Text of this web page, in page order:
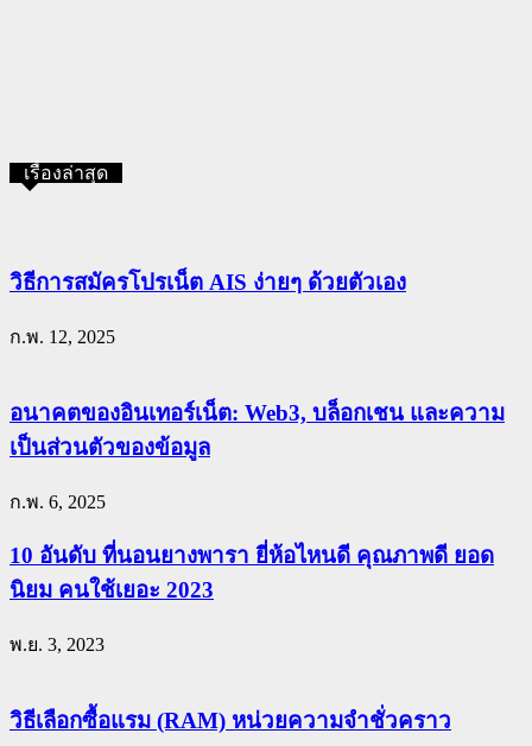
เรื่องล่าสุด
วิธีการสมัครโปรเน็ต AIS ง่ายๆ ด้วยตัวเอง
ก.พ. 12, 2025
อนาคตของอินเทอร์เน็ต: Web3, บล็อกเชน และความ
เป็นส่วนตัวของข้อมูล
ก.พ. 6, 2025
10 อันดับ ที่นอนยางพารา ยี่ห้อไหนดี คุณภาพดี ยอด
นิยม คนใช้เยอะ 2023
พ.ย. 3, 2023
วิธีเลือกซื้อแรม (RAM) หน่วยความจำชั่วคราว